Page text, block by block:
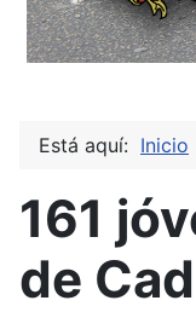
Está aquí: Inicio
161
de